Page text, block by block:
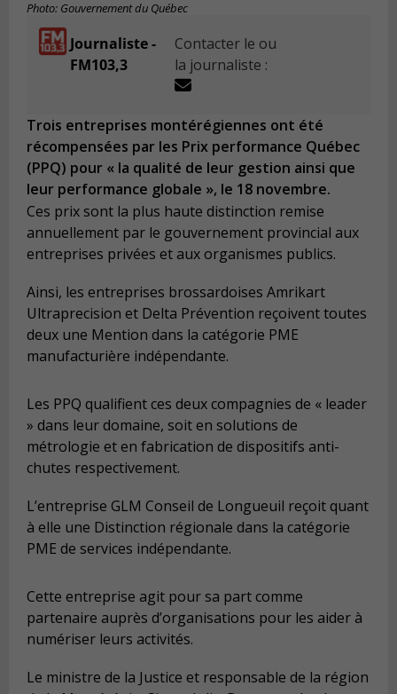
Photo: Gouvernement du Québec
Journaliste -
FM103,3
Contacter le ou
la journaliste :
Trois entreprises montérégiennes ont été
récompensées par les Prix performance Québec
(PPQ) pour « la qualité de leur gestion ainsi que
leur performance globale », le 18 novembre.
Ces prix sont la plus haute distinction remise
annuellement par le gouvernement provincial aux
entreprises privées et aux organismes publics.
Ainsi, les entreprises brossardoises Amrikart
Ultraprecision et Delta Prévention reçoivent toutes
deux une Mention dans la catégorie PME
manufacturière indépendante.
Les PPQ qualifient ces deux compagnies de « leader
» dans leur domaine, soit en solutions de
métrologie et en fabrication de dispositifs anti-
chutes respectivement.
L’entreprise GLM Conseil de Longueuil reçoit quant
à elle une Distinction régionale dans la catégorie
PME de services indépendante.
Cette entreprise agit pour sa part comme
partenaire auprès d’organisations pour les aider à
numériser leurs activités.
Le ministre de la Justice et responsable de la région